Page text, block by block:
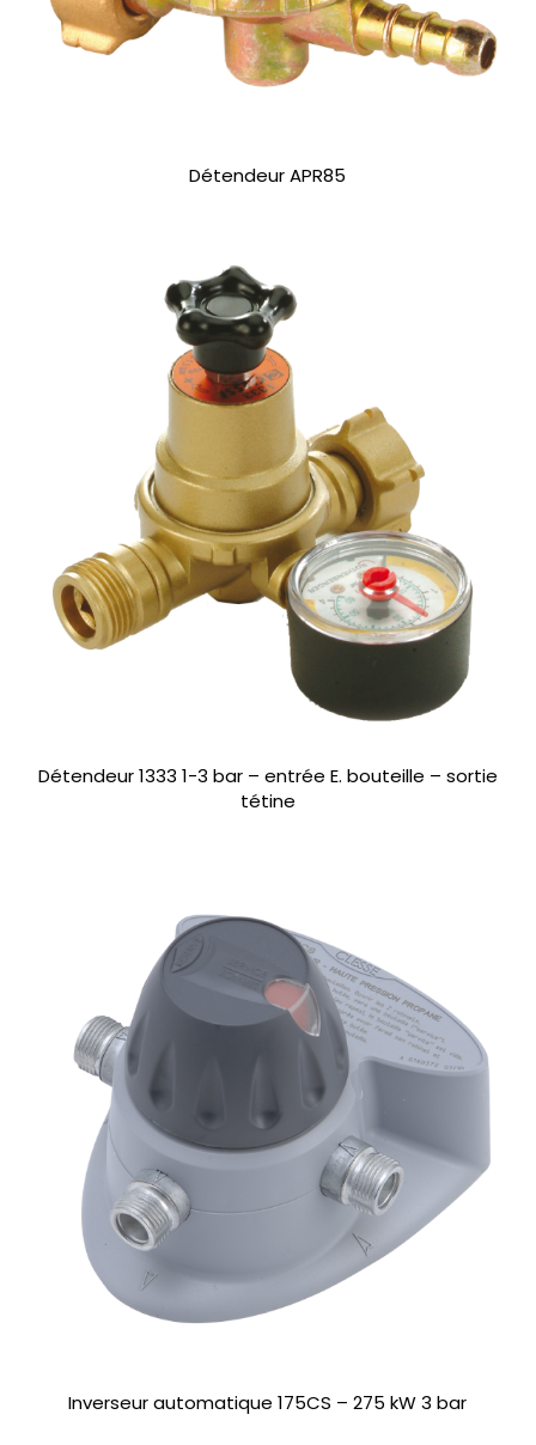
Détendeur APR85
Détendeur 1333 1-3 bar – entrée E. bouteille – sortie
tétine
Inverseur automatique 175CS – 275 kW 3 bar